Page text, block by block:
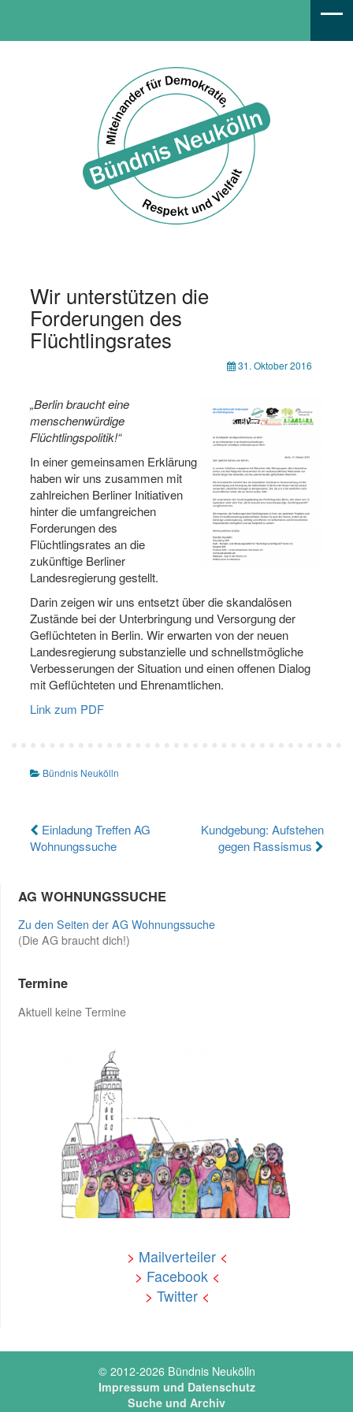
Wir unterstützen die
Forderungen des
Flüchtlingsrates
31. Oktober 2016
„Berlin braucht eine
menschenwürdige
Flüchtlingspolitik!“
In einer gemeinsamen Erklärung
haben wir uns zusammen mit
zahlreichen Berliner Initiativen
hinter die umfangreichen
Forderungen des
Flüchtlingsrates an die
zukünftige Berliner
Landesregierung gestellt.
Darin zeigen wir uns entsetzt über die skandalösen
Zustände bei der Unterbringung und Versorgung der
Geflüchteten in Berlin. Wir erwarten von der neuen
Landesregierung substanzielle und schnellstmögliche
Verbesserungen der Situation und einen offenen Dialog
mit Geflüchteten und Ehrenamtlichen.
Link zum PDF
Bündnis Neukölln
Beitragsnavigation
Einladung Treffen AG
Wohnungssuche
Kundgebung: Aufstehen
gegen Rassismus
AG WOHNUNGSSUCHE
Zu den Seiten der AG Wohnungssuche
(Die AG braucht dich!)
Termine
Aktuell keine Termine
> Mailverteiler <
> Facebook <
> Twitter <
© 2012-2026 Bündnis Neukölln
Impressum und Datenschutz
Suche und Archiv